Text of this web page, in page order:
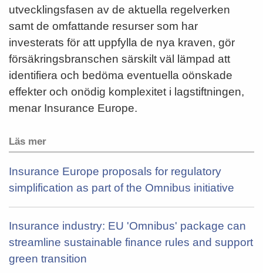
utvecklingsfasen av de aktuella regelverken
samt de omfattande resurser som har
investerats för att uppfylla de nya kraven, gör
försäkringsbranschen särskilt väl lämpad att
identifiera och bedöma eventuella oönskade
effekter och onödig komplexitet i lagstiftningen,
menar Insurance Europe.
Läs mer
Insurance Europe proposals for regulatory
simplification as part of the Omnibus initiative
Insurance industry: EU 'Omnibus' package can
streamline sustainable finance rules and support
green transition